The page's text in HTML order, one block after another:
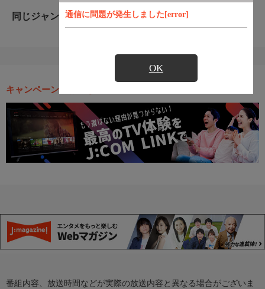
通信に問題が発生しました[error]
OK
同じジャンルのおすすめ番組
キャンペーン・お得な情報
番組内容、放送時間などが実際の放送内容と異なる場合がございま